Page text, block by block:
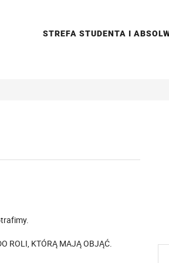
STREFA STUDENTA I
ROLI, KTÓRĄ MAJĄ OBJĄĆ.